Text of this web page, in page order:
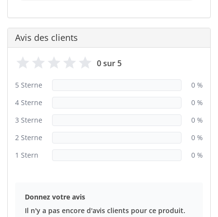
Avis des clients
0 sur 5
5 Sterne
0 %
4 Sterne
0 %
3 Sterne
0 %
2 Sterne
0 %
1 Stern
0 %
Donnez votre avis
Il n'y a pas encore d'avis clients pour ce produit.